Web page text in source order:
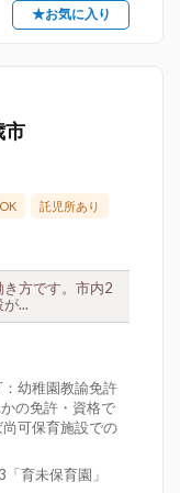
★お気に入り
市
託児所あり
方です。市内2
...
幼稚園教諭免許
の免許・資格で
可保育施設での
育未保育園」